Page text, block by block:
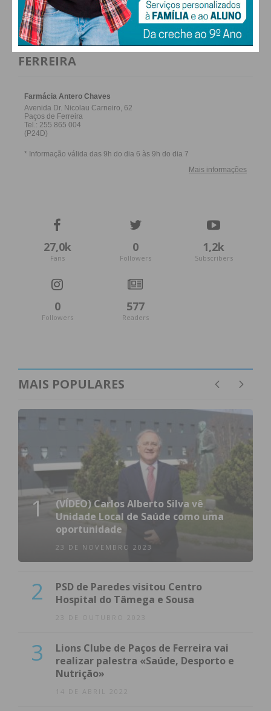
FARMACIAS DE SERVIÇO EM PAÇOS DE
FERREIRA
27,0k
Fans
0
Followers
1,2k
Subscribers
0
Followers
577
Readers
MAIS POPULARES
1
(VÍDEO) Carlos Alberto Silva vê
Unidade Local de Saúde como uma
oportunidade
23 DE NOVEMBRO 2023
2
PSD de Paredes visitou Centro
Hospital do Tâmega e Sousa
23 DE OUTUBRO 2023
3
Lions Clube de Paços de Ferreira vai
realizar palestra «Saúde, Desporto e
Nutrição»
14 DE ABRIL 2022